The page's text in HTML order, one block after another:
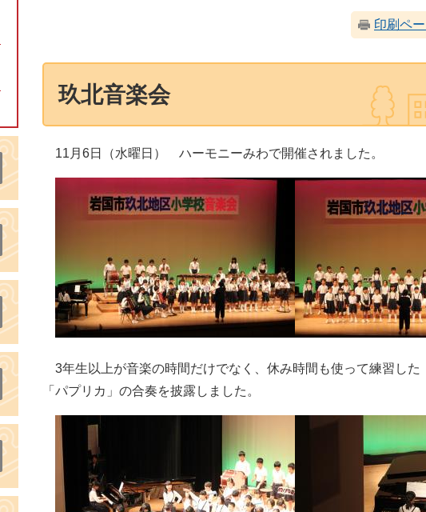
印刷ペ
玖北音楽会
11月6日（水曜日） ハーモニーみわで開催されました。
3年生以上が音楽の時間だけでなく、休み時間も使って練習した
「パプリカ」の合奏を披露しました。